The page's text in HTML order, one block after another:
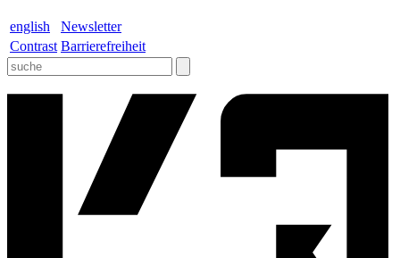
english
Newsletter
Contrast Barrierefreiheit